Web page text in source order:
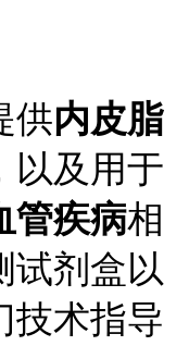
供内皮脂
以及用于
管疾病相
试剂盒以
技术指导